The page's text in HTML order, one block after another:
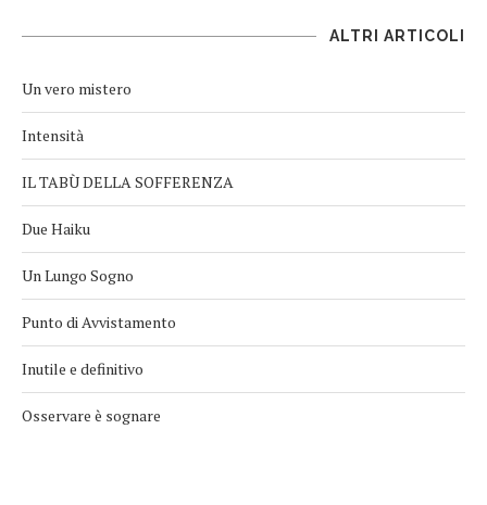
ALTRI ARTICOLI
Un vero mistero
Intensità
IL TABÙ DELLA SOFFERENZA
Due Haiku
Un Lungo Sogno
Punto di Avvistamento
Inutile e definitivo
Osservare è sognare